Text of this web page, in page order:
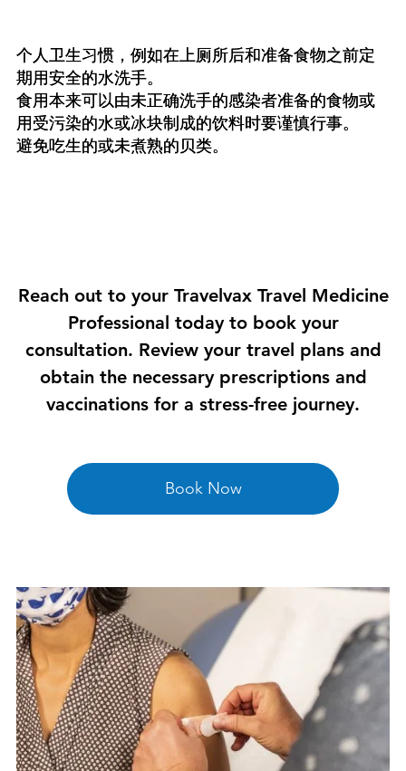
个人卫生习惯，例如在上厕所后和准备食物之前定
期用安全的水洗手。
食用本来可以由未正确洗手的感染者准备的食物或
用受污染的水或冰块制成的饮料时要谨慎行事。
避免吃生的或未煮熟的贝类。
Reach out to your Travelvax Travel Medicine
Professional today to book your
consultation. Review your travel plans and
obtain the necessary prescriptions and
vaccinations for a stress-free journey.
Book Now